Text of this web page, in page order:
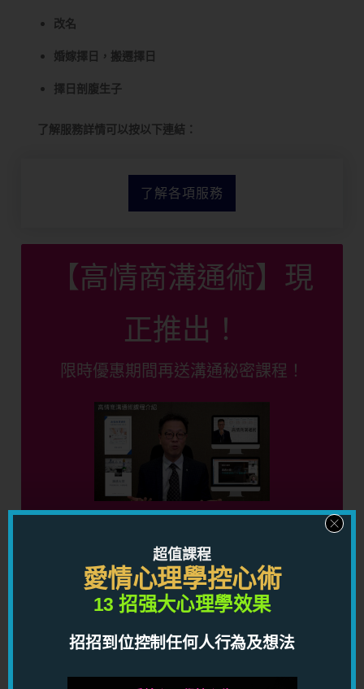
改名
婚嫁擇日，搬遷擇日
擇日剖腹生子
了解服務詳情可以按以下連結：
了解各項服務
【高情商溝通術】現
正推出！
限時優惠期間再送溝通秘密課程！
HKD11,920），就可以得到總共八個單元，二十三堂課的
超卓溝通技巧影片，連厚達59頁筆記，再送你一個將來獨
立發售的溝通秘密影片，幫助你用情商帶動別人有感染
力，到處都受人歡迎化解伴侶及同事間的矛盾，讓你得桃
按此馬上了解
超值課程
愛情心理學控心術
13 招强大心理學效果
招招到位控制任何人行為及想法